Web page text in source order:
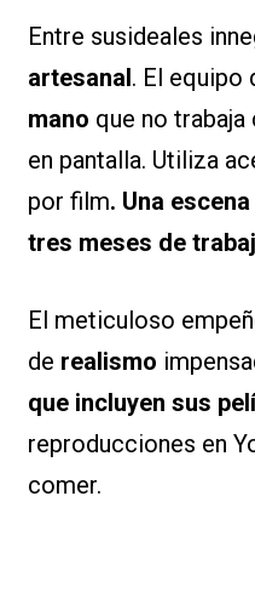
Entre susideales
artesanal. El equipo
mano que no
en pantalla. Utiliza
por film. Una
tres meses de
El meticuloso
de realismo
que incluyen sus
reproducciones en
comer.